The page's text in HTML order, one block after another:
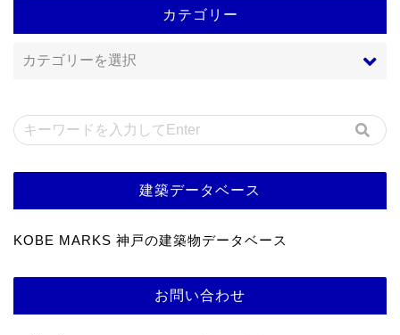
カテゴリー
建築データベース
KOBE MARKS 神戸の建築物データベース
お問い合わせ